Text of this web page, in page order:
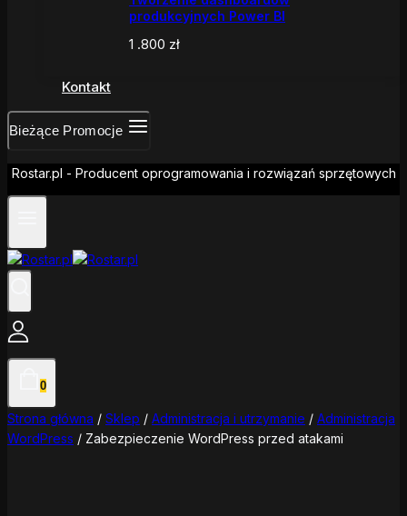
produkcyjnych Power BI
1 .800 zł
Kontakt
Bieżące Promocje
Rostar.pl - Producent oprogramowania i rozwiązań sprzętowych
0
Strona główna / Sklep / Administracja i utrzymanie / Administracja
WordPress / Zabezpieczenie WordPress przed atakami